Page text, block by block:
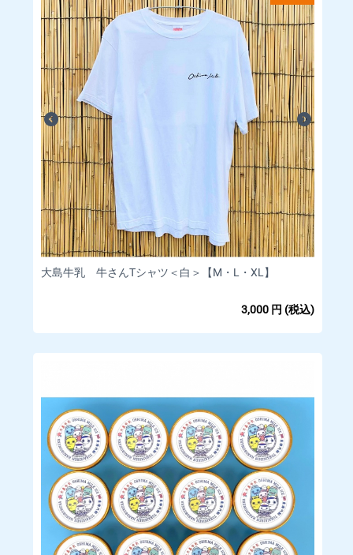
大島牛乳 牛さんTシャツ＜白＞【M・L・XL】
3,000 円 (税込)